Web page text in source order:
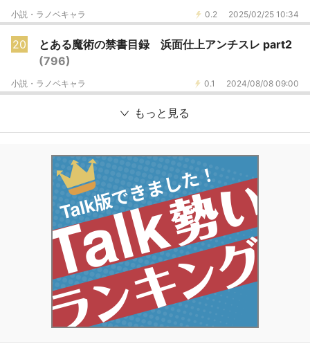
0.2 2025/02/25 10:34
小説・ラノベキャラ
20
とある魔術の禁書目録 浜面仕上アンチスレ part2
(796)
0.1 2024/08/08 09:00
小説・ラノベキャラ
もっと見る